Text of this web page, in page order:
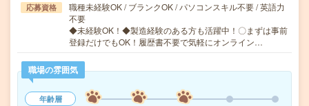
応募資格
職種未経験OK / ブランクOK / パソコンスキル不要 / 英語力
不要
◆未経験OK！◆製造経験のある方も活躍中！〇まずは事前
登録だけでもOK！履歴書不要で気軽にオンライン…
職場の雰囲気
年齢層